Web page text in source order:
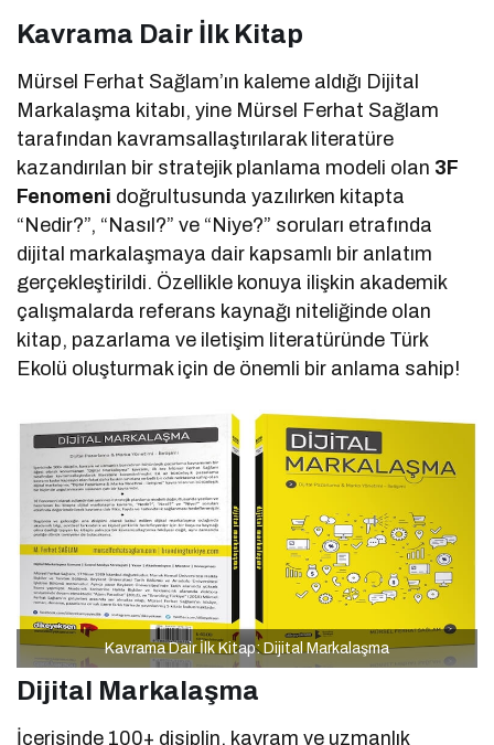
Kavrama Dair İlk Kitap
Mürsel Ferhat Sağlam’ın kaleme aldığı Dijital
Markalaşma kitabı, yine Mürsel Ferhat Sağlam
tarafından kavramsallaştırılarak literatüre
kazandırılan bir stratejik planlama modeli olan 3F
Fenomeni doğrultusunda yazılırken kitapta
“Nedir?”, “Nasıl?” ve “Niye?” soruları etrafında
dijital markalaşmaya dair kapsamlı bir anlatım
gerçekleştirildi. Özellikle konuya ilişkin akademik
çalışmalarda referans kaynağı niteliğinde olan
kitap, pazarlama ve iletişim literatüründe Türk
Ekolü oluşturmak için de önemli bir anlama sahip!
Kavrama Dair İlk Kitap: Dijital Markalaşma
Dijital Markalaşma
İçerisinde 100+ disiplin, kavram ve uzmanlık